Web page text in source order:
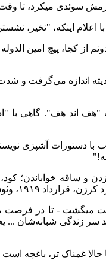
سوئدی میکرد، تا
اعلام اینکه، "نخیر،
از کجا، پیچ امین
اندازه می‌‌گرفت و شدت
اند هف". گاهی با
با دستورات آشپزی
ساقه خواباندن؛ کود،
اسعد، ناصر خان و ...
میگشت - تا در
زندگی‌ شبانه‌شان ...
غمناک تر، باغچه